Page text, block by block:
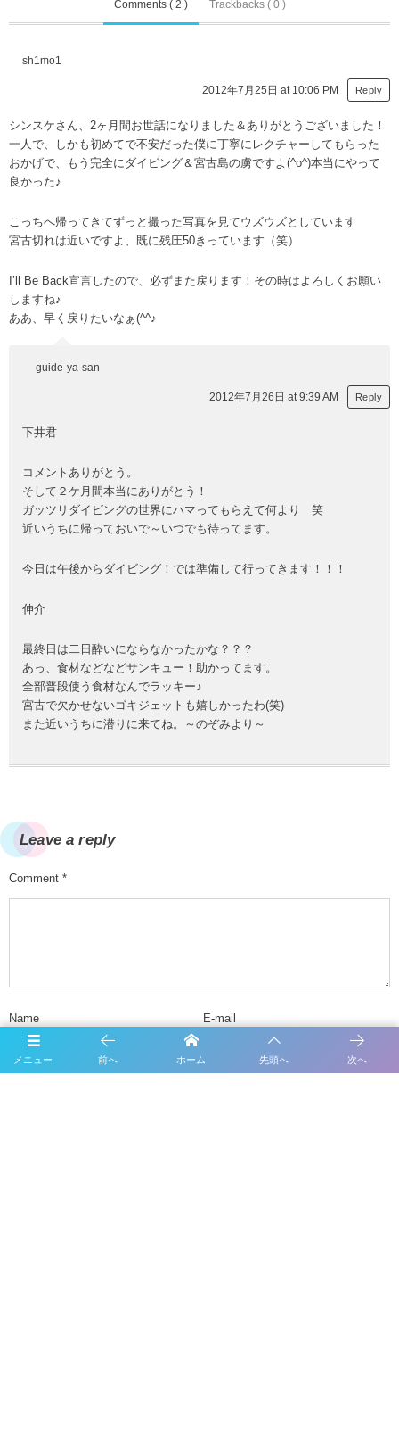
Comments ( 2 ) Trackbacks ( 0 )
sh1mo1
2012年7月25日 at 10:06 PM Reply
シンスケさん、2ヶ月間お世話になりました＆ありがとうございました！
一人で、しかも初めてで不安だった僕に丁寧にレクチャーしてもらった
おかげで、もう完全にダイビング＆宮古島の虜ですよ(^o^)本当にやって
良かった♪
こっちへ帰ってきてずっと撮った写真を見てウズウズとしています
宮古切れは近いですよ、既に残圧50きっています（笑）
I’ll Be Back宣言したので、必ずまた戻ります！その時はよろしくお願い
しますね♪
ああ、早く戻りたいなぁ(^^♪
guide-ya-san
2012年7月26日 at 9:39 AM Reply
下井君
コメントありがとう。
そして２ケ月間本当にありがとう！
ガッツリダイビングの世界にハマってもらえて何より 笑
近いうちに帰っておいで～いつでも待ってます。
今日は午後からダイビング！では準備して行ってきます！！！
伸介
最終日は二日酔いにならなかったかな？？？
あっ、食材などなどサンキュー！助かってます。
全部普段使う食材なんでラッキー♪
宮古で欠かせないゴキジェットも嬉しかったわ(笑)
また近いうちに潜りに来てね。～のぞみより～
Leave a reply
Comment *
Name E-mail
メニュー 前へ ホーム 先頭へ 次へ